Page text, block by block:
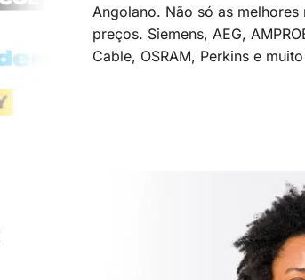
Angolano. Não só as
preços. Siemens, AEG,
Cable, OSRAM, Perkins e